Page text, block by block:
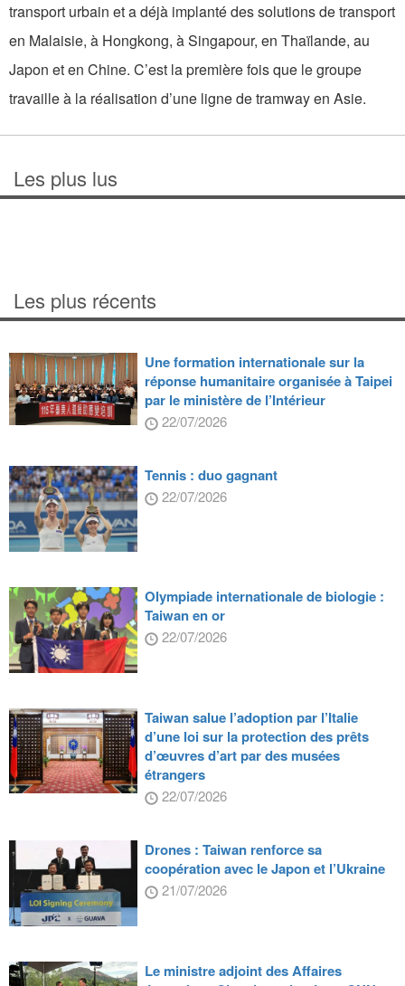
transport urbain et a déjà implanté des solutions de transport
en Malaisie, à Hongkong, à Singapour, en Thaïlande, au
Japon et en Chine. C’est la première fois que le groupe
travaille à la réalisation d’une ligne de tramway en Asie.
Les plus lus
Les plus récents
Une formation internationale sur la
réponse humanitaire organisée à Taipei
par le ministère de l’Intérieur
22/07/2026
Tennis : duo gagnant
22/07/2026
Olympiade internationale de biologie :
Taiwan en or
22/07/2026
Taiwan salue l’adoption par l’Italie
d’une loi sur la protection des prêts
d’œuvres d’art par des musées
étrangers
22/07/2026
Drones : Taiwan renforce sa
coopération avec le Japon et l’Ukraine
21/07/2026
Le ministre adjoint des Affaires